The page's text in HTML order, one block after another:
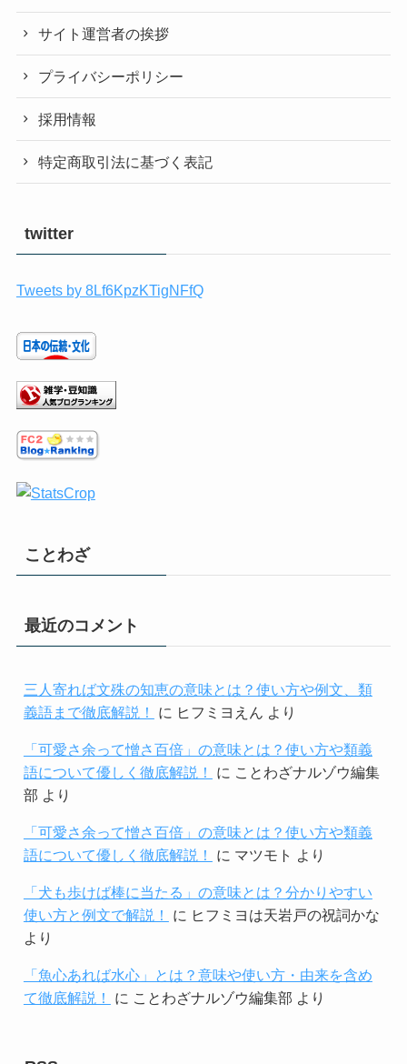
サイト運営者の挨拶
プライバシーポリシー
採用情報
特定商取引法に基づく表記
twitter
Tweets by 8Lf6KpzKTigNFfQ
ことわざ
最近のコメント
三人寄れば文殊の知恵の意味とは？使い方や例文、類
義語まで徹底解説！
に ヒフミヨえん より
「可愛さ余って憎さ百倍」の意味とは？使い方や類義
語について優しく徹底解説！
に ことわざナルゾウ編集
部 より
「可愛さ余って憎さ百倍」の意味とは？使い方や類義
語について優しく徹底解説！
に マツモト より
「犬も歩けば棒に当たる」の意味とは？分かりやすい
使い方と例文で解説！
に ヒフミヨは天岩戸の祝詞かな
より
「魚心あれば水心」とは？意味や使い方・由来を含め
て徹底解説！
に ことわざナルゾウ編集部 より